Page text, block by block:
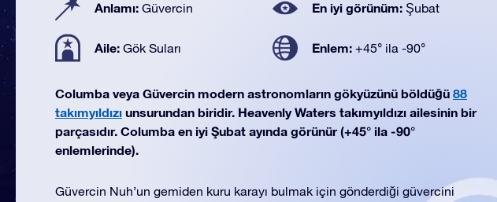
Anlamı: Güvercin En iyi görünüm: Şubat
Aile: Gök Suları Enlem: +45° ila -90°
Columba veya Güvercin modern astronomların gökyüzünü böldüğü 88
takımyıldızı unsurundan biridir. Heavenly Waters takımyıldızı ailesinin bir
parçasıdır. Columba en iyi Şubat ayında görünür (+45° ila -90°
enlemlerinde).
Güvercin Nuh’un gemiden kuru karayı bulmak için gönderdiği güvercini